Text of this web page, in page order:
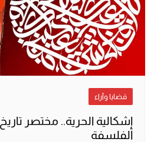
قضايا وآراء
إشكالية الحرية.. مختصر
الفلسفة